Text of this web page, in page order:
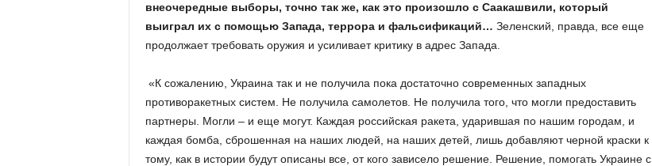
внеочередные выборы, точно так же, как это произошло с Саакашвили, который
выиграл их с помощью Запада, террора и фальсификаций… Зеленский, правда, все еще
продолжает требовать оружия и усиливает критику в адрес Запада.
«К сожалению, Украина так и не получила пока достаточно современных западных
противоракетных систем. Не получила самолетов. Не получила того, что могли предоставить
партнеры. Могли – и еще могут. Каждая российская ракета, ударившая по нашим городам, и
каждая бомба, сброшенная на наших людей, на наших детей, лишь добавляют черной краски к
тому, как в истории будут описаны все, от кого зависело решение. Решение, помогать Украине с